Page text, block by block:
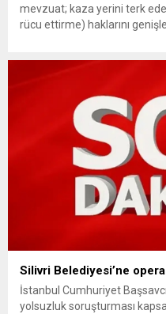
mevzuat; kaza yerini terk
rücu ettirme) haklarını
getiriyor. Hazine
Silivri Belediyesi’ne
İstanbul Cumhuriyet
yolsuzluk soruşturması